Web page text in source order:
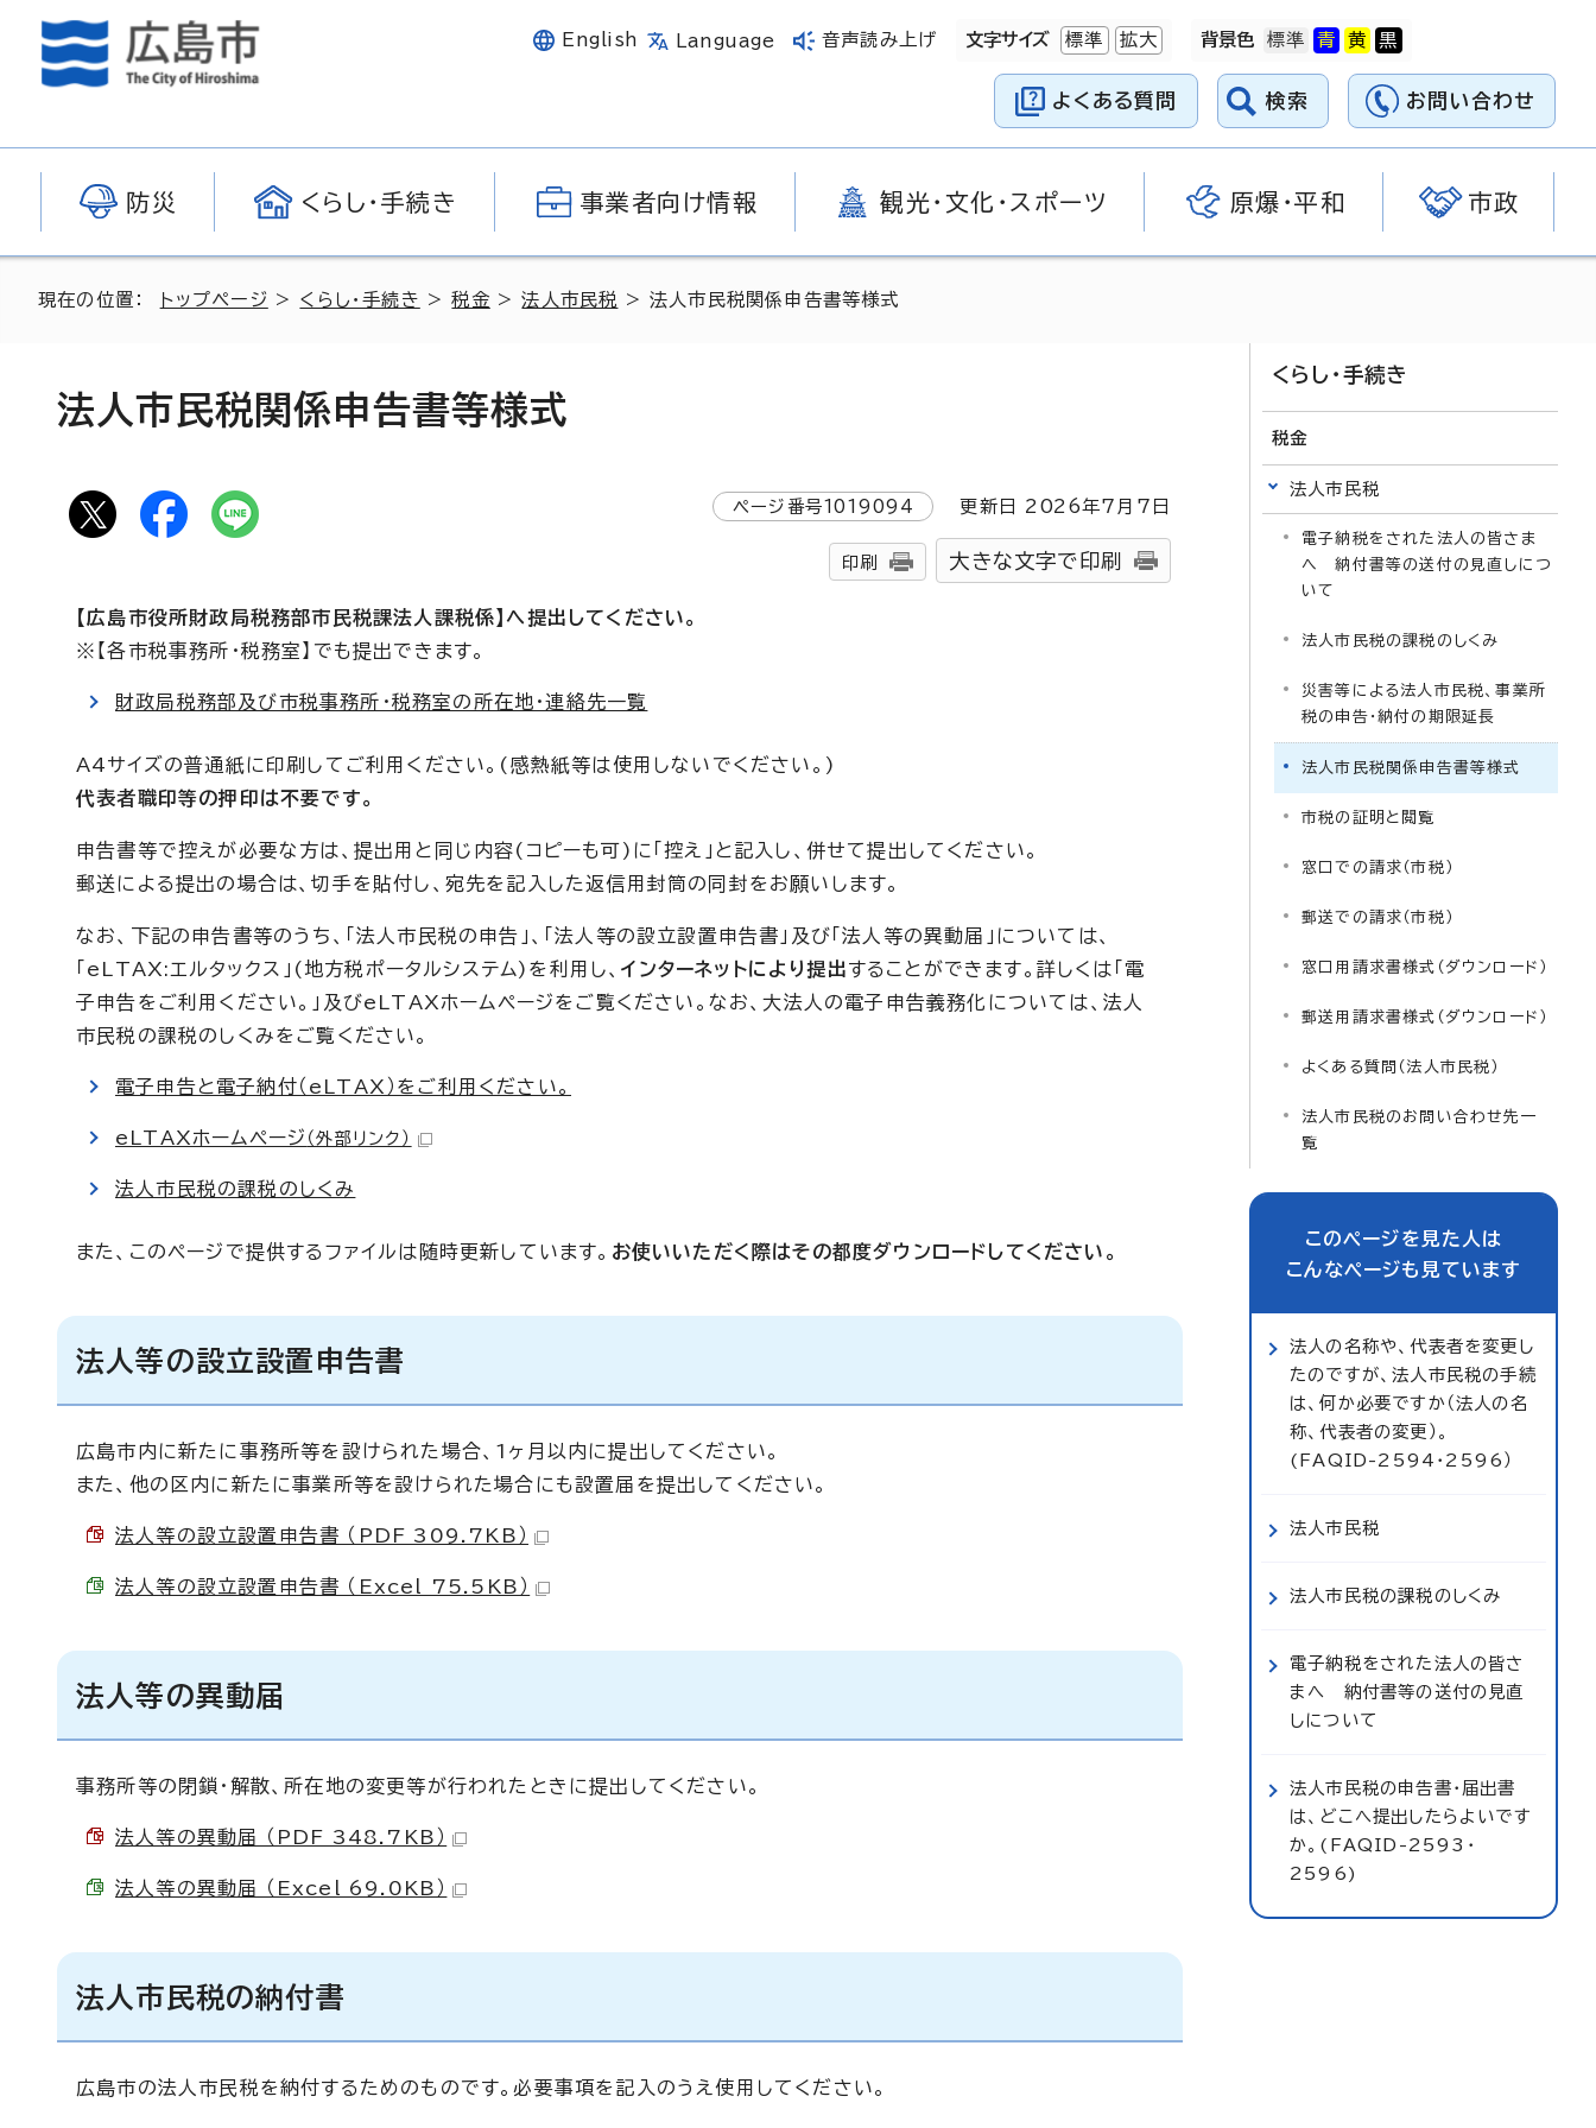
English Language 音声読み上げ 文字サイズ 標準 拡大 背景色
よくある質問 検索 お問い合わせ
防災 くらし・手続き 事業者向け情報 観光・文化・スポーツ 原爆・平和 市政
現在の位置： トップページ > くらし・手続き >税金 >法人市民税 > 法人市民税関係申告書等様式
法人市民税関係申告書等様式
ページ番号1019094 更新日 2026年7月7日
印刷 大きな文字で印刷
【広島市役所財政局税務部市民税課法人課税係】へ提出してください。
※【各市税事務所・税務室】でも提出できます。
財政局税務部及び市税事務所・税務室の所在地・連絡先一覧
A4サイズの普通紙に印刷してご利用ください。(感熱紙等は使用しないでください。)
代表者職印等の押印は不要です。
申告書等で控えが必要な方は、提出用と同じ内容(コピーも可)に「控え」と記入し、併せて提出してください。
郵送による提出の場合は、切手を貼付し、宛先を記入した返信用封筒の同封をお願いします。
なお、下記の申告書等のうち、「法人市民税の申告」、「法人等の設立設置申告書」及び「法人等の異動届」については、
「eLTAX:エルタックス」(地方税ポータルシステム)を利用し、インターネットにより提出することができます。詳しくは「電
子申告をご利用ください。」及びeLTAXホームページをご覧ください。なお、大法人の電子申告義務化については、法人
市民税の課税のしくみをご覧ください。
電子申告と電子納付（eLTAX）をご利用ください。
eLTAXホームページ （外部リンク）
法人市民税の課税のしくみ
また、このページで提供するファイルは随時更新しています。 お使いいただく際はその都度ダウンロードしてください。
法人等の設立設置申告書
広島市内に新たに事務所等を設けられた場合、1ヶ月以内に提出してください。
また、他の区内に新たに事業所等を設けられた場合にも設置届を提出してください。
法人等の設立設置申告書 （PDF 309.7KB）
法人等の設立設置申告書 （Excel 75.5KB）
法人等の異動届
事務所等の閉鎖・解散、所在地の変更等が行われたときに提出してください。
法人等の異動届 （PDF 348.7KB）
法人等の異動届 （Excel 69.0KB）
法人市民税の納付書
広島市の法人市民税を納付するためのものです。必要事項を記入のうえ使用してください。
くらし・手続き
税金
法人市民税
電子納税をされた法人の皆さま
へ 納付書等の送付の見直しにつ
いて
法人市民税の課税のしくみ
災害等による法人市民税、事業所
税の申告・納付の期限延長
法人市民税関係申告書等様式
市税の証明と閲覧
窓口での請求（市税）
郵送での請求（市税）
窓口用請求書様式（ダウンロード）
郵送用請求書様式（ダウンロード）
よくある質問（法人市民税）
法人市民税のお問い合わせ先一
覧
このページを見た人は
こんなページも見ています
法人の名称や、代表者を変更し
たのですが、法人市民税の手続
は、何か必要ですか（法人の名
称、代表者の変更）。
(FAQID-2594・2596）
法人市民税
法人市民税の課税のしくみ
電子納税をされた法人の皆さ
まへ 納付書等の送付の見直
しについて
法人市民税の申告書・届出書
は、どこへ提出したらよいです
か。(FAQID-2593・
2596)